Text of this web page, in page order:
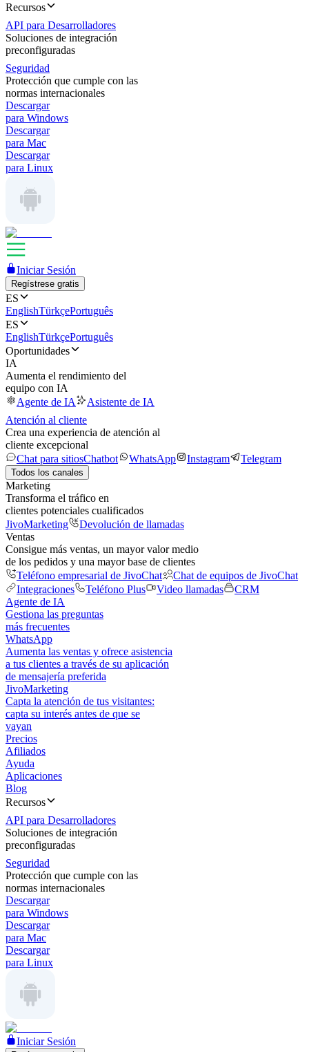
Recursos
API para Desarrolladores
Soluciones de integración
preconfiguradas
Seguridad
Protección que cumple con las
normas internacionales
Descargar
para Windows
Descargar
para Mac
Descargar
para Linux
Iniciar Sesión
Regístrese gratis
ES
EnglishTürkçePortuguês
ES
EnglishTürkçePortuguês
Oportunidades
IA
Aumenta el rendimiento del
equipo con IA
Agente de IA
Asistente de IA
Atención al cliente
Crea una experiencia de atención al
cliente excepcional
Chat para sitiosChatbot WhatsApp Instagram Telegram
Todos los canales
Marketing
Transforma el tráfico en
clientes potenciales cualificados
JivoMarketing
Devolución de llamadas
Ventas
Consigue más ventas, un mayor valor medio
de los pedidos y una mayor base de clientes
Teléfono empresarial de JivoChat
Chat de equipos de JivoChat
Integraciones
Teléfono Plus Video llamadas
CRM
Agente de IA
Gestiona las preguntas
más frecuentes
WhatsApp
Aumenta las ventas y ofrece asistencia
a tus clientes a través de su aplicación
de mensajería preferida
JivoMarketing
Capta la atención de tus visitantes:
capta su interés antes de que se
vayan
Precios
Afiliados
Ayuda
Aplicaciones
Blog
Recursos
API para Desarrolladores
Soluciones de integración
preconfiguradas
Seguridad
Protección que cumple con las
normas internacionales
Descargar
para Windows
Descargar
para Mac
Descargar
para Linux
Iniciar Sesión